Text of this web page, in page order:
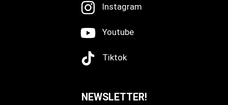
Instagram
Youtube
Tiktok
NEWSLETTER!